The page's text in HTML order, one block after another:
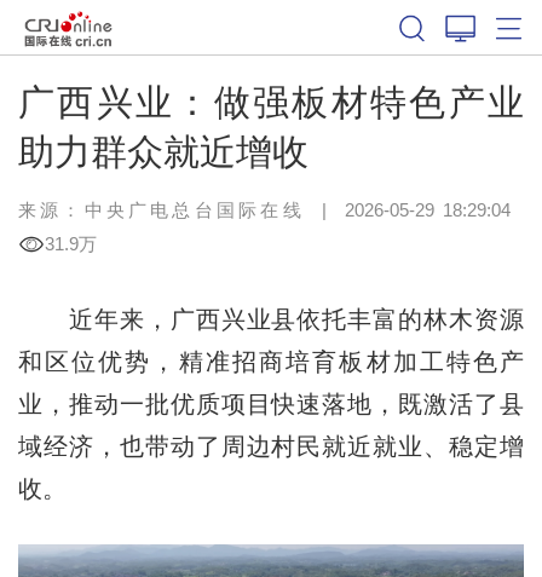
广西兴业：做强板材特色产业
助力群众就近增收
来源：中央广电总台国际在线 | 2026-05-29 18:29:04
31.9万
近年来，广西兴业县依托丰富的林木资源
和区位优势，精准招商培育板材加工特色产
业，推动一批优质项目快速落地，既激活了县
域经济，也带动了周边村民就近就业、稳定增
收。